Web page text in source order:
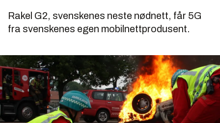
Rakel G2, svenskenes neste nødnett, får 5G
fra svenskenes egen mobilnettprodusent.